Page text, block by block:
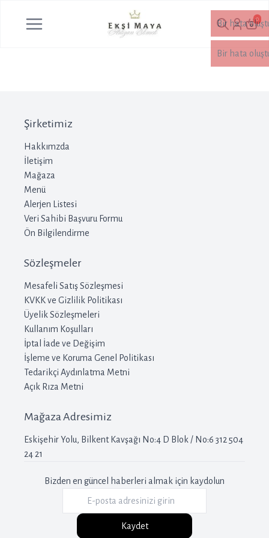
0
Şirketimiz
Hakkımzda
İletişim
Mağaza
Menü
Alerjen Listesi
Veri Sahibi Başvuru Formu
Ön Bilgilendirme
Sözleşmeler
Mesafeli Satış Sözleşmesi
KVKK ve Gizlilik Politikası
Üyelik Sözleşmeleri
Kullanım Koşulları
İptal İade ve Değişim
İşleme ve Koruma Genel Politikası
Tedarikçi Aydınlatma Metni
Açık Rıza Metni
Mağaza Adresimiz
Eskişehir Yolu, Bilkent Kavşağı No:4 D Blok / No:6 312 504
24 21
Bizden en güncel haberleri almak için kaydolun
Kaydet